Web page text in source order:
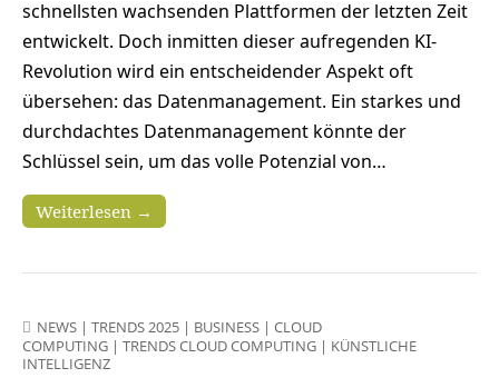
schnellsten wachsenden Plattformen der letzten Zeit
entwickelt. Doch inmitten dieser aufregenden KI-
Revolution wird ein entscheidender Aspekt oft
übersehen: das Datenmanagement. Ein starkes und
durchdachtes Datenmanagement könnte der
Schlüssel sein, um das volle Potenzial von…
Weiterlesen →
NEWS | TRENDS 2025 | BUSINESS | CLOUD
COMPUTING | TRENDS CLOUD COMPUTING | KÜNSTLICHE
INTELLIGENZ